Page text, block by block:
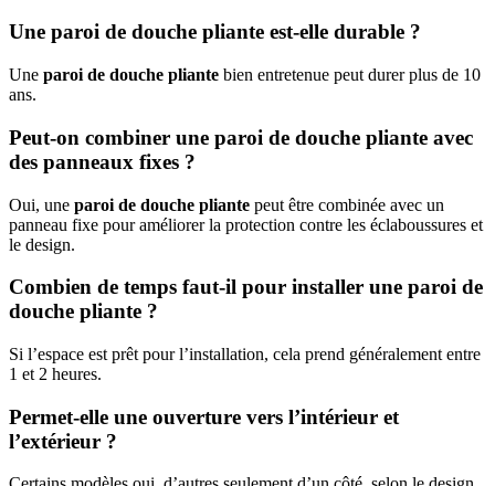
Une paroi de douche pliante est-elle durable ?
Une paroi de douche pliante bien entretenue peut durer plus de 10
ans.
Peut-on combiner une paroi de douche pliante avec
des panneaux fixes ?
Oui, une paroi de douche pliante peut être combinée avec un
panneau fixe pour améliorer la protection contre les éclaboussures et
le design.
Combien de temps faut-il pour installer une paroi de
douche pliante ?
Si l’espace est prêt pour l’installation, cela prend généralement entre
1 et 2 heures.
Permet-elle une ouverture vers l’intérieur et
l’extérieur ?